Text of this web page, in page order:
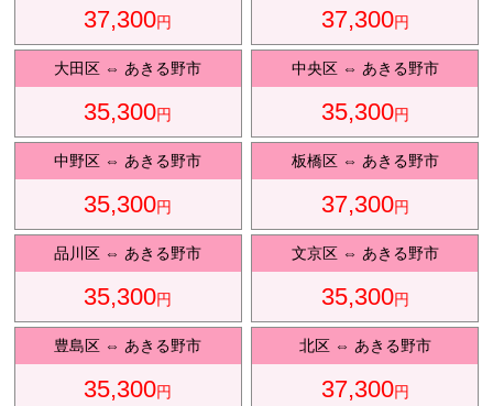
成
田
37,300円 37,300円
大田区 ⇔あきる野市
35,300円
中央区⇔ あきる野市
35,300円
中野区 ⇔あきる野市
35,300円
板橋区⇔ あきる野市
37,300円
品川区 ⇔あきる野市
35,300円
文京区⇔ あきる野市
35,300円
豊島区 ⇔あきる野市
35,300円
北区⇔ あきる野市
37,300円